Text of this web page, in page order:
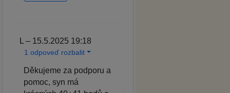
L – 15.5.2025 19:18
1 odpoveď rozbalit
Děkujeme za podporu a
pomoc, syn má